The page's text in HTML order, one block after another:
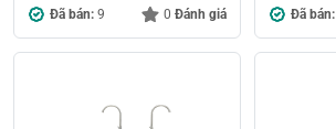
Đã bán: 9 0 Đánh giá Đã bán: